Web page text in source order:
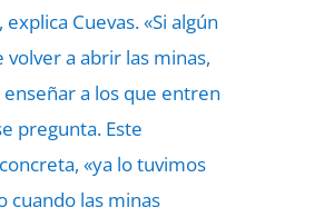
Cuevas. «Si algún
volver a abrir las minas,
enseñar a los que entren
pregunta. Este
«ya lo tuvimos
cuando las minas